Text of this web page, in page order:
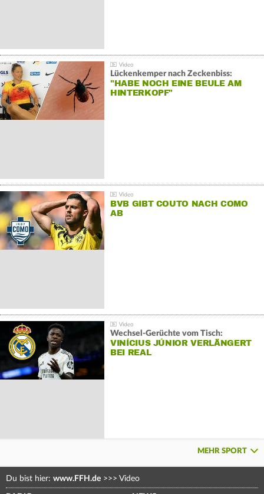
Lückenkemper nach Zeckenbiss:
"HABE NOCH EINE BEULE AM
HINTERKOPF"
BVB GIBT COUTO NACH COMO
AB
Wechsel-Gerüchte vom Tisch:
VINÍCIUS JÚNIOR VERLÄNGERT
BEI REAL
MEHR SPORT
Du bist hier: www.FFH.de >>> Video